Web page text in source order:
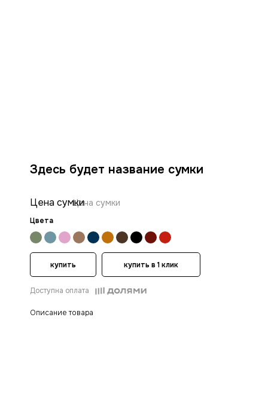
Описание товара
Цена сумки
Цена сумки
Цвета
Здесь будет название сумки
купить купить в 1 клик
Доступна оплата